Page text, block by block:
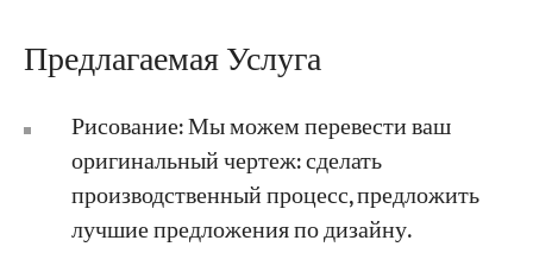
Предлагаемая Услуга
Рисование: Мы можем перевести ваш
оригинальный чертеж: сделать
производственный процесс, предложить
лучшие предложения по дизайну.